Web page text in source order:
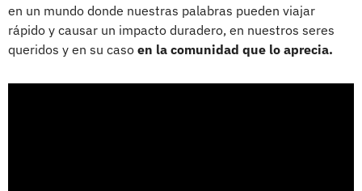
en un mundo donde nuestras palabras pueden viajar
rápido y causar un impacto duradero, en nuestros seres
queridos y en su caso en la comunidad que lo aprecia.